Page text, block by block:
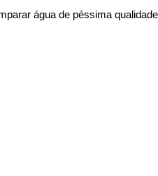
água de péssima